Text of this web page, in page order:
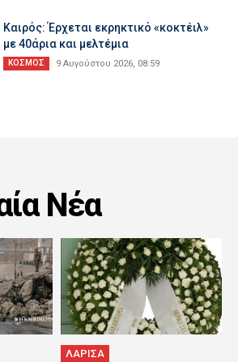
Καιρός: Έρχεται εκρηκτικό «κοκτέιλ»
με 40άρια και μελτέμια
ΚΟΣΜΟΣ 9 Αυγούστου 2026, 08:59
Nέα
ΛΑΡΙΣΑ